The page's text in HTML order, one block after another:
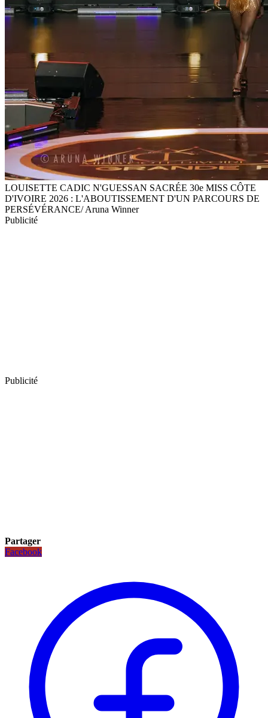
LOUISETTE CADIC N'GUESSAN SACRÉE 30e MISS CÔTE
D'IVOIRE 2026 : L'ABOUTISSEMENT D'UN PARCOURS DE
PERSÉVÉRANCE/ Aruna Winner
Publicité
Publicité
Partager
Facebook